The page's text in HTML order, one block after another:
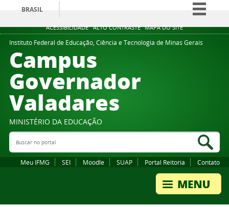
ACESSIBILIDADE ALTO CONTRASTE MAPA DO SITE
BRASIL
Simplifique!
Comunica BR
Instituto Federal de Educação, Ciência e Tecnologia de Minas Gerais
Campus
Governador
Valadares
MINISTÉRIO DA EDUCAÇÃO
Buscar no portal
Meu IFMG SEI Moodle SUAP Portal Reitoria Contato